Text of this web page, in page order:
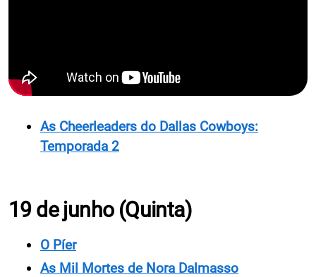
As Cheerleaders do Dallas Cowboys:
Temporada 2
19 de junho (Quinta)
O Píer
As Mil Mortes de Nora Dalmasso